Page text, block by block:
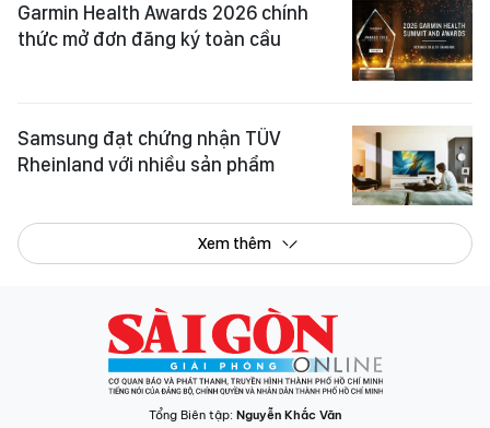
Garmin Health Awards 2026 chính
thức mở đơn đăng ký toàn cầu
Samsung đạt chứng nhận TÜV
Rheinland với nhiều sản phẩm
Xem thêm
Tổng Biên tập: Nguyễn Khắc Văn